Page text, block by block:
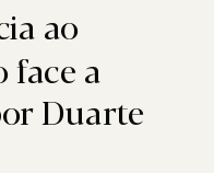
ao
face a
Duarte